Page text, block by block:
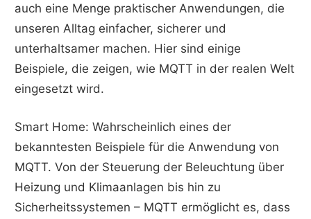
auch eine Menge praktischer Anwendungen, die
unseren Alltag einfacher, sicherer und
unterhaltsamer machen. Hier sind einige
Beispiele, die zeigen, wie MQTT in der realen Welt
eingesetzt wird.
Smart Home: Wahrscheinlich eines der
bekanntesten Beispiele für die Anwendung von
MQTT. Von der Steuerung der Beleuchtung über
Heizung und Klimaanlagen bis hin zu
Sicherheitssystemen – MQTT ermöglicht es, dass